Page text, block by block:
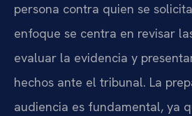
persona contra quien se
enfoque se centra en revisar
evaluar la evidencia y
hechos ante el tribunal. La
audiencia es fundamental, ya